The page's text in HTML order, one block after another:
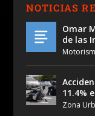
NOTICIAS
Omar
de las
11.4%
Zona